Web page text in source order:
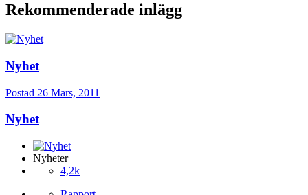
Rekommenderade inlägg
Nyhet
Postad 26 Mars, 2011
Nyhet
Nyheter
4,2k